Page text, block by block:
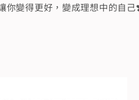
你變得更好，變成理想中的自己